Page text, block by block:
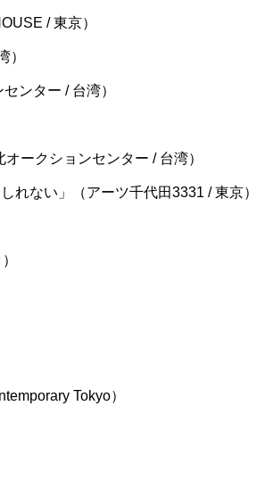
/ 東京）
）
ンター / 台湾）
ークションセンター / 台湾）
れない」（アーツ千代田3331 / 東京）
Tokyo）